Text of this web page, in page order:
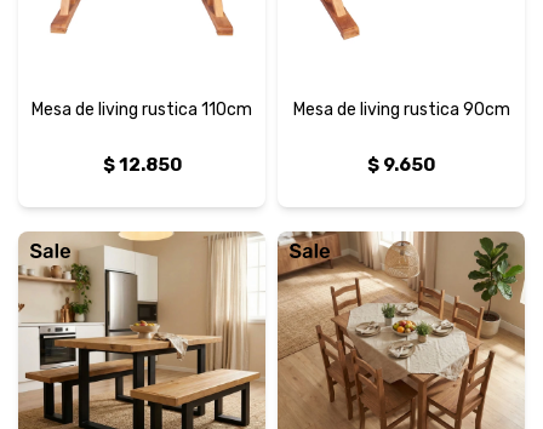
Mesa de living rustica 110cm
$12.850
Mesa de living rustica 90cm
$ 9.650